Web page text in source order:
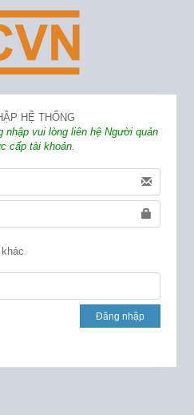
HỆ THỐNG
nhập vui lòng liên hệ Người quản
cấp tài khoản.
Đăng nhập